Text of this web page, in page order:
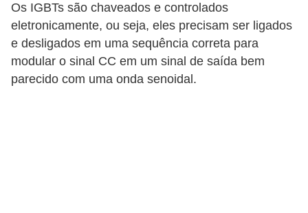
Os IGBTs são chaveados e controlados
eletronicamente, ou seja, eles precisam ser ligados
e desligados em uma sequência correta para
modular o sinal CC em um sinal de saída bem
parecido com uma onda senoidal.
I
n
s
t